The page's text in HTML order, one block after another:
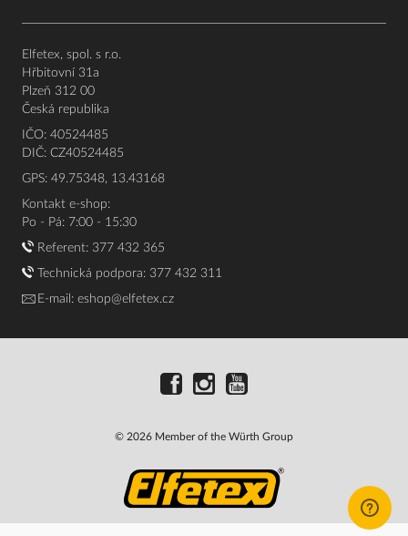
Elfetex, spol. s r.o.
Hřbitovní 31a
Plzeň 312 00
Česká republika
IČO: 40524485
DIČ: CZ40524485
GPS: 49.75348, 13.43168
Kontakt e-shop:
Po - Pá: 7:00 - 15:30
Referent: 377 432 365
Technická podpora: 377 432 311
E-mail: eshop@elfetex.cz
© 2026 Member of the Würth Group